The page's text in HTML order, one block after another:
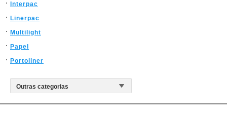
Interpac
Linerpac
Multilight
Papel
Portoliner